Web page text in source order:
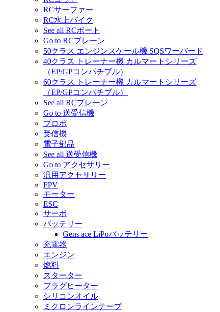
RCサーファー
RC水上バイク
See all RCボート
Go to RCプレーン
50クラス エンジンスケール機 SQSワーバード
40クラス トレーナー機 カルマートシリーズ
（EP/GPコンパチブル）
60クラス トレーナー機 カルマートシリーズ
（EP/GPコンパチブル）
See all RCプレーン
Go to 送受信機
プロポ
受信機
電子部品
See all 送受信機
Go to アクセサリー
汎用アクセサリー
FPV
モーター
ESC
サーボ
バッテリー
Gens ace LiPoバッテリー
充電器
エンジン
燃料
スターター
プラグヒーター
シリコンオイル
ミクロンラインテープ